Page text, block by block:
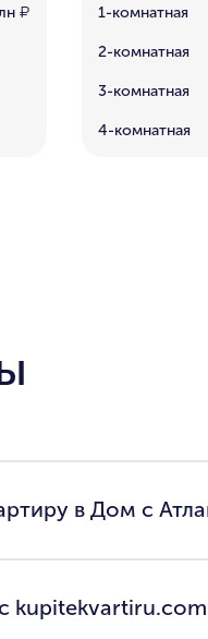
₽ 1-комнатная
2-комнатная
3-комнатная
4-комнатная
в Дом с